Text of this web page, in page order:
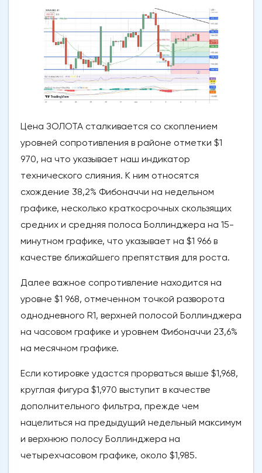
Цена ЗОЛОТА сталкивается со скоплением
уровней сопротивления в районе отметки $1
970, на что указывает наш индикатор
технического слияния. К ним относятся
схождение 38,2% Фибоначчи на недельном
графике, несколько краткосрочных скользящих
средних и средняя полоса Боллинджера на 15-
минутном графике, что указывает на $1 966 в
качестве ближайшего препятствия для роста.
Далее важное сопротивление находится на
уровне $1 968, отмеченном точкой разворота
однодневного R1, верхней полосой Боллинджера
на часовом графике и уровнем Фибоначчи 23,6%
на месячном графике.
Если котировке удастся прорваться выше $1,968,
круглая фигура $1,970 выступит в качестве
дополнительного фильтра, прежде чем
нацелиться на предыдущий недельный максимум
и верхнюю полосу Боллинджера на
четырехчасовом графике, около $1,985.